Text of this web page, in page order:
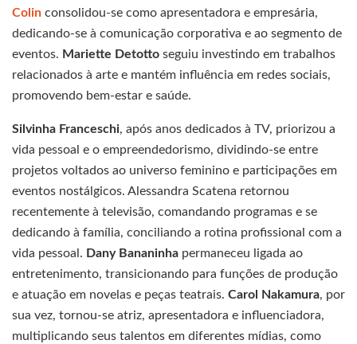
Colin consolidou-se como apresentadora e empresária,
dedicando-se à comunicação corporativa e ao segmento de
eventos. Mariette Detotto seguiu investindo em trabalhos
relacionados à arte e mantém influência em redes sociais,
promovendo bem-estar e saúde.
Silvinha Franceschi, após anos dedicados à TV, priorizou a
vida pessoal e o empreendedorismo, dividindo-se entre
projetos voltados ao universo feminino e participações em
eventos nostálgicos. Alessandra Scatena retornou
recentemente à televisão, comandando programas e se
dedicando à família, conciliando a rotina profissional com a
vida pessoal. Dany Bananinha permaneceu ligada ao
entretenimento, transicionando para funções de produção
e atuação em novelas e peças teatrais. Carol Nakamura, por
sua vez, tornou-se atriz, apresentadora e influenciadora,
multiplicando seus talentos em diferentes mídias, como